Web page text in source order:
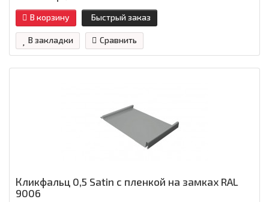
В корзину Быстрый заказ
В закладки Сравнить
Кликфальц 0,5 Satin с пленкой на замках RAL
9006